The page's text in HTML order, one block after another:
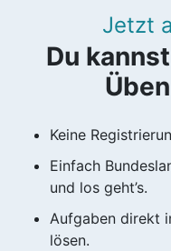
Jetzt
Du
Keine
Einfach
und los geht’s.
Aufgaben direkt
lösen.